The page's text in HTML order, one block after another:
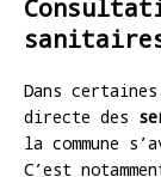
Dans
directe des
la commune
C’est